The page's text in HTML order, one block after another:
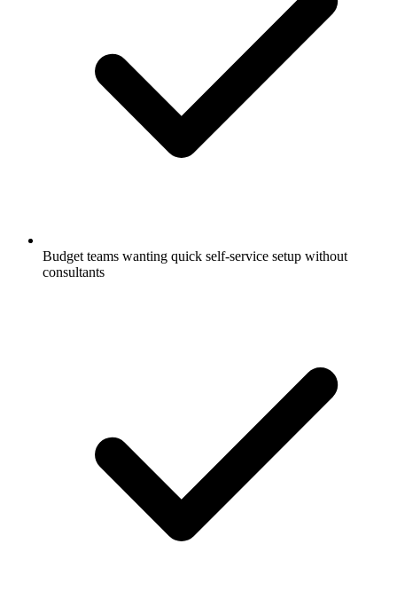
Budget teams wanting quick self-service setup without
consultants